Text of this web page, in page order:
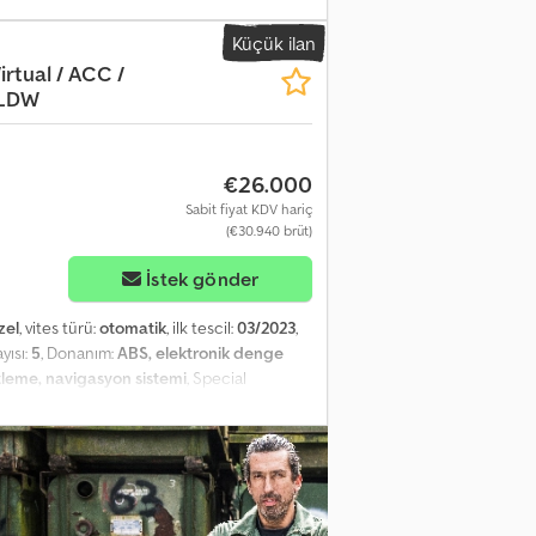
* Alcantara - Kısmen Deri Koltuklar *
Geri Görüş Kamerası * Şerit Takip
Camlar, 4 adet * Elektrikli
ve hatalar mahfuzdur.
Küçük ilan
/ ACC /
€26.000
Sabit fiyat KDV hariç
(€30.940 brüt)
İstek gönder
, vites türü:otomatik, ilk tescil:03/2023,
5, Donanım:ABS, elektronik denge
navigasyon sistemi, Special
paint Urano Grey, solid Further
driver and passenger airbags, LED
heated and folding exterior mirrors
black headliner, roof rails, aluminum
cruise control (ACC), driver assistance
detection, driver assistance system: